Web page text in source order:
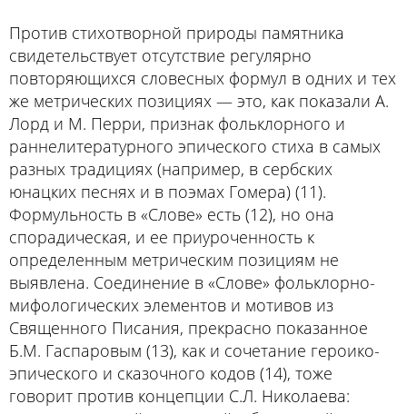
Против стихотворной природы памятника
свидетельствует отсутствие регулярно
повторяющихся словесных формул в одних и тех
же метрических позициях — это, как показали А.
Лорд и М. Перри, признак фольклорного и
раннелитературного эпического стиха в самых
разных традициях (например, в сербских
юнацких песнях и в поэмах Гомера) (11).
Формульность в «Слове» есть (12), но она
спорадическая, и ее приуроченность к
определенным метрическим позициям не
выявлена. Соединение в «Слове» фольклорно-
мифологических элементов и мотивов из
Священного Писания, прекрасно показанное
Б.М. Гаспаровым (13), как и сочетание героико-
эпического и сказочного кодов (14), тоже
говорит против концепции С.Л. Николаева: